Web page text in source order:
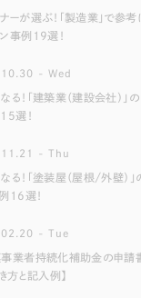
ーが選ぶ！「製造業」で参
事例19選！
- Wed
る！「建築業（建設会社）」
選！
- Thu
る！「塗装屋（屋根/外壁）
16選！
- Tue
業者持続化補助金の申請書
き方と記入例】